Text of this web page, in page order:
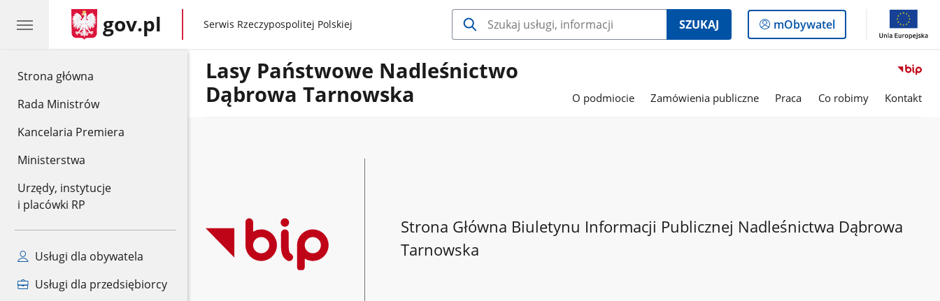
Strona główna
Rada Ministrów
Kancelaria Premiera
Ministerstwa
Urzędy, instytucje
i placówki RP
Usługi dla obywatela
Usługi dla przedsiębiorcy
gov.pl gov.pl
Serwis Rzeczypospolitej Polskiej SZUKAJ
Logowanie
do
mObywatel
Lasy Państwowe Nadleśnictwo
Dąbrowa Tarnowska
O podmiocie Zamówienia publiczne Praca Co robimy Kontakt
Strona Główna Biuletynu Informacji Publicznej Nadleśnictwa Dąbrowa
Tarnowska